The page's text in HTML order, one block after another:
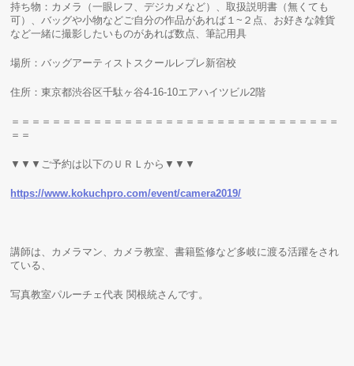
持ち物：カメラ（一眼レフ、デジカメなど）、取扱説明書（無くても
可）、バッグや小物などご自分の作品があれば１~２点、お好きな雑貨
など一緒に撮影したいものがあれば数点、筆記用具
場所：バッグアーティストスクールレプレ新宿校
住所：東京都渋谷区千駄ヶ谷4-16-10エアハイツビル2階
＝＝＝＝＝＝＝＝＝＝＝＝＝＝＝＝＝＝＝＝＝＝＝＝＝＝＝＝＝＝＝＝
＝＝
▼▼▼ご予約は以下のＵＲＬから▼▼▼
https://www.kokuchpro.com/event/camera2019/
講師は、カメラマン、カメラ教室、書籍監修など多岐に渡る活躍をされ
ている、
写真教室パルーチェ代表 関根統さんです。